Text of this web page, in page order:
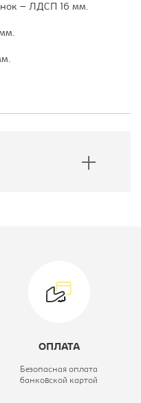
– ЛДСП 16 мм.
406
ОПЛАТА
Безопасная оплата
банковской картой